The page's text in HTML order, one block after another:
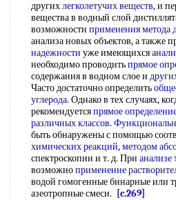
другихлегколетучих веществ, и
вещества в водный слой
возможности применения метода
анализа новых объектов, а также
надежности уже имеющихся
необходимо проводитьпрямое
содержания в водном слое и
Часто достаточно определить
углерода. Однако в тех случаях,
рекомендуетсяпрямое
различных классов.
быть обнаружены с помощью
химических реакций,методом
спектроскопии и т. д. При анализе
возможноприменение
водой гомогенные бинарные или
азеотропные смеси.
[c.269]